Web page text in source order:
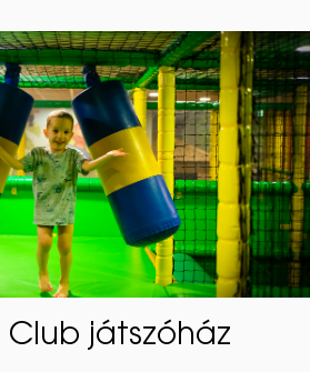
Club játszóház